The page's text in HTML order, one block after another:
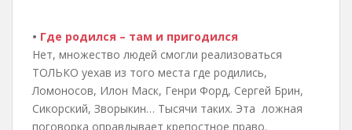
• Где родился – там и пригодился
Нет, множество людей смогли реализоваться
ТОЛЬКО уехав из того места где родились,
Ломоносов, Илон Маск, Генри Форд, Сергей Брин,
Сикорский, Зворыкин… Тысячи таких. Эта ложная
поговорка оправдывает крепостное право.